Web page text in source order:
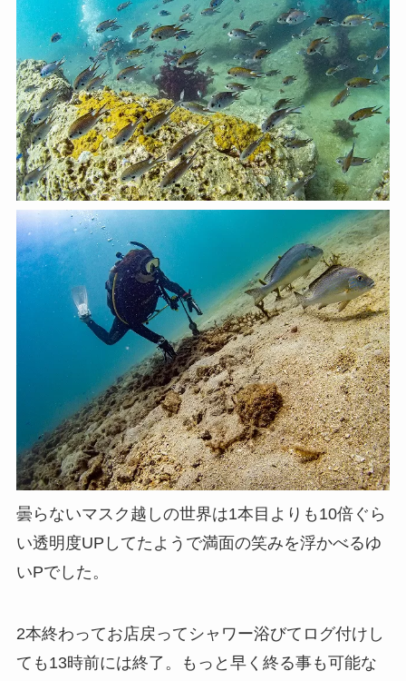
曇らないマスク越しの世界は1本目よりも10倍ぐら
い透明度UPしてたようで満面の笑みを浮かべるゆ
いPでした。
2本終わってお店戻ってシャワー浴びてログ付けし
ても13時前には終了。もっと早く終る事も可能な